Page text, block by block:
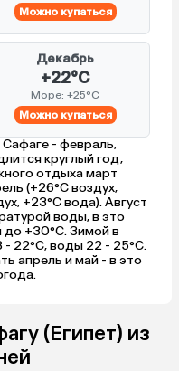
регулярно меняют
ухоженная
зеленые газоны,
оформление. Из
бесплатный вайфай
районе лобби-бара и
низкая. Нужно брать
подключать платный
$ в неделю.
не получится, очень
в районе рифа по
есть где, но не нашёл.
впечатление очень
очень жаль было
бывает.
Можно купаться
Декабрь
+22°C
Море: +25°C
Можно купаться
- февраль,
круглый год,
отдыха март
(+26°C воздух,
+23°C вода). Август
воды, в это
+30°C. Зимой в
- 22°C, воды 22 - 25°C.
апрель и май - в это
(Египет) из